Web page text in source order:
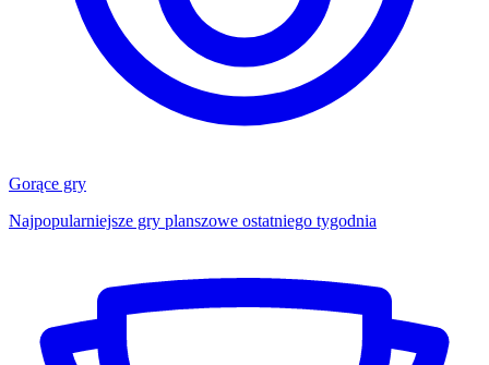
Gorące gry
Najpopularniejsze gry planszowe ostatniego tygodnia